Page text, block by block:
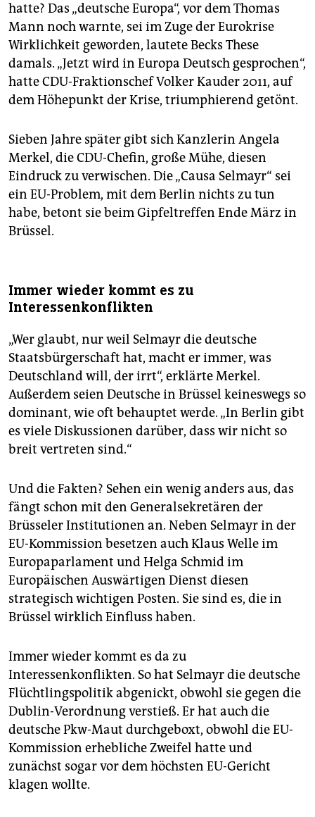
hatte? Das „deutsche Europa“, vor dem Thomas
Mann noch warnte, sei im Zuge der Eurokrise
Wirklichkeit geworden, lautete Becks These
damals. „Jetzt wird in Europa Deutsch gesprochen“,
hatte CDU-Fraktionschef Volker Kauder 2011, auf
dem Höhepunkt der Krise, triumphierend getönt.
Sieben Jahre später gibt sich Kanzlerin Angela
Merkel, die CDU-Chefin, große Mühe, diesen
Eindruck zu verwischen. Die „Causa Selmayr“ sei
ein EU-Problem, mit dem Berlin nichts zu tun
habe, betont sie beim Gipfeltreffen Ende März in
Brüssel.
Immer wieder kommt es zu
Interessenkonflikten
„Wer glaubt, nur weil Selmayr die deutsche
Staatsbürgerschaft hat, macht er immer, was
Deutschland will, der irrt“, erklärte Merkel.
Außerdem seien Deutsche in Brüssel keineswegs so
dominant, wie oft behauptet werde. „In Berlin gibt
es viele Diskussionen darüber, dass wir nicht so
breit vertreten sind.“
Und die Fakten? Sehen ein wenig anders aus, das
fängt schon mit den Generalsekretären der
Brüsseler Institutionen an. Neben Selmayr in der
EU-Kommission besetzen auch Klaus Welle im
Europaparlament und Helga Schmid im
Europäischen Auswärtigen Dienst diesen
strategisch wichtigen Posten. Sie sind es, die in
Brüssel wirklich Einfluss haben.
Immer wieder kommt es da zu
Interessenkonflikten. So hat Selmayr die deutsche
Flüchtlingspolitik abgenickt, obwohl sie gegen die
Dublin-Verordnung verstieß. Er hat auch die
deutsche Pkw-Maut durchgeboxt, obwohl die EU-
Kommission erhebliche Zweifel hatte und
zunächst sogar vor dem höchsten EU-Gericht
klagen wollte.